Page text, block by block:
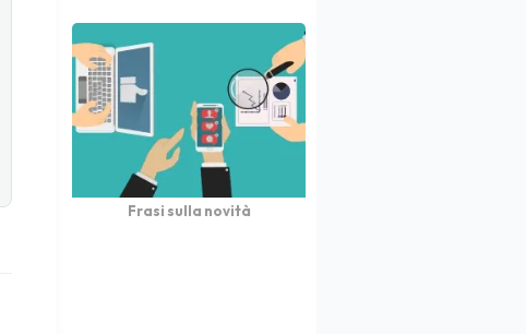
Frasi sulla novità